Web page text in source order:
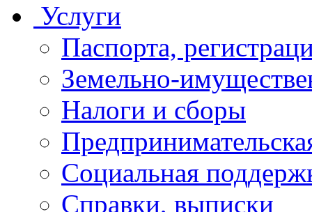
Услуги
Паспорта,
Земельно-
Налоги и сборы
Социальная
Справки, выписки